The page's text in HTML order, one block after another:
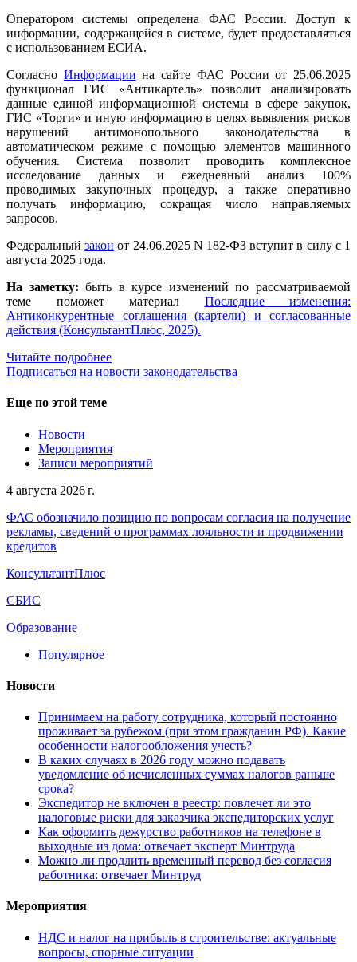
Оператором системы определена ФАС России. Доступ к
информации, содержащейся в системе, будет предоставляться
с использованием ЕСИА.
Согласно Информации на сайте ФАС России от 25.06.2025
функционал ГИС «Антикартель» позволит анализировать
данные единой информационной системы в сфере закупок,
ГИС «Торги» и иную информацию в целях выявления рисков
нарушений антимонопольного законодательства в
автоматическом режиме с помощью элементов машинного
обучения. Система позволит проводить комплексное
исследование данных и ежедневный анализ 100%
проводимых закупочных процедур, а также оперативно
получать информацию, сокращая число направляемых
запросов.
Федеральныйзакон от 24.06.2025 N 182-ФЗ вступит в силу с 1
августа 2025 года.
На заметку: быть в курсе изменений по рассматриваемой
теме поможет материал Последние изменения:
Антиконкурентные соглашения (картели) и согласованные
действия (КонсультантПлюс, 2025).
Читайте подробнее
Подписаться на новости законодательства
Еще по этой теме
Новости
Мероприятия
Записи мероприятий
4 августа 2026 г.
ФАС обозначило позицию по вопросам согласия на получение
рекламы, сведений о программах лояльности и продвижении
кредитов
КонсультантПлюс
СБИС
Образование
Популярное
Новости
Принимаем на работу сотрудника, который постоянно
проживает за рубежом (при этом гражданин РФ). Какие
особенности налогообложения учесть?
В каких случаях в 2026 году можно подавать
уведомление об исчисленных суммах налогов раньше
срока?
Экспедитор не включен в реестр: повлечет ли это
налоговые риски для заказчика экспедиторских услуг
Как оформить дежурство работников на телефоне в
выходные из дома: отвечает эксперт Минтруда
Можно ли продлить временный перевод без согласия
работника: отвечает Минтруд
Мероприятия
НДС и налог на прибыль в строительстве: актуальные
вопросы, спорные ситуации